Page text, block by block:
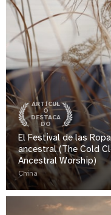
ARTÍCUL
O
DESTACA
DO
El Festival de las
ancestral (The Cold
Ancestral Worship)
China